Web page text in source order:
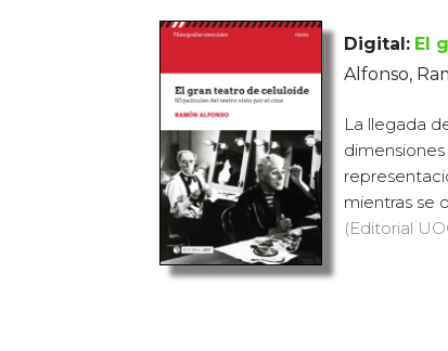
Digital: El
Alfonso,
La llegada
mientras se
(Editorial